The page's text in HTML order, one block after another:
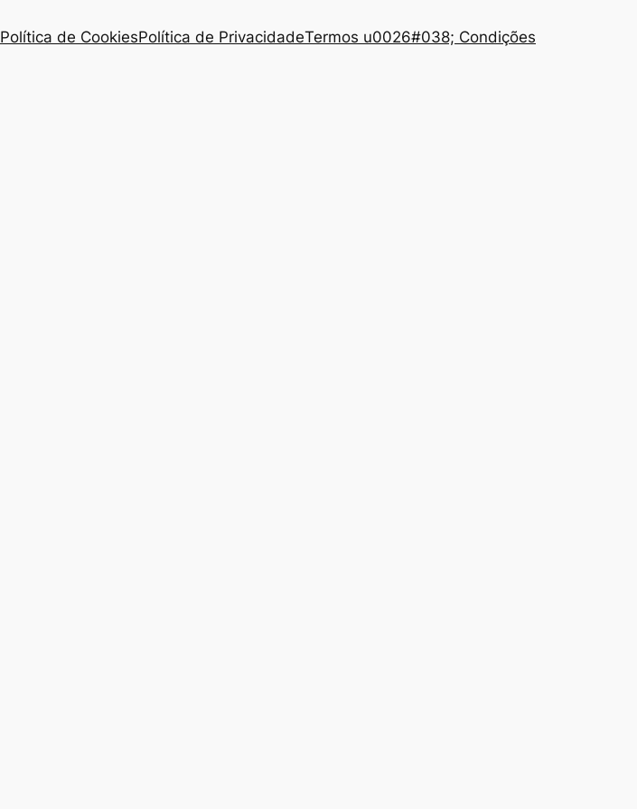
Política de CookiesPolítica de PrivacidadeTermos u0026#038; Condições